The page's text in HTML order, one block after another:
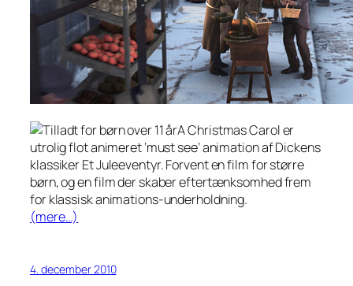
A Christmas Carol er
utrolig flot animeret ‘must see’ animation af Dickens
klassiker Et Juleeventyr. Forvent en film for større
børn, og en film der skaber eftertænksomhed frem
for klassisk animations-underholdning.
(mere…)
4. december 2010